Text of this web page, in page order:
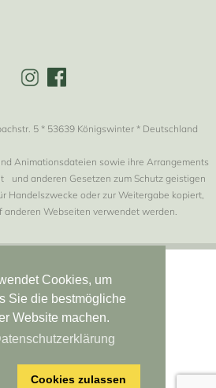
Cookies, um
Sie die bestmögliche
Website machen.
Cookies zulassen
5 * 53639 Königswinter * Deutschland
Animationsdateien sowie ihre Arrangements
und anderen Gesetzen zum Schutz geistigen
Handelszwecke oder zur Weitergabe kopiert,
anderen Webseiten verwendet werden.